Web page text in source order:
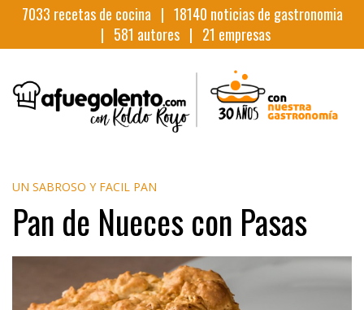
7033 recetas de cocina | 18140 noticias de gastronomia
| 581 autores | 21 empresas
UN SABROSO Y FACIL PAN
Pan de Nueces con Pasas